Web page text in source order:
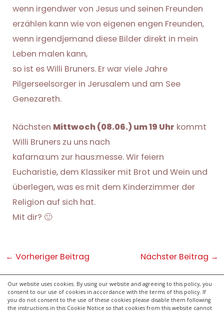
Our website uses cookies. By using our website and agreeing to this policy, you
consent to our use of cookies in accordance with the terms of this policy. If
you do not consent to the use of these cookies please disable them following
the instructions in this Cookie Notice so that cookies from this website cannot
wenn irgendwer von Jesus und seinen Freunden
erzählen kann wie von eigenen engen Freunden,
wenn irgendjemand diese Bilder direkt in mein
Leben malen kann,
so ist es Willi Bruners. Er war viele Jahre
Pilgerseelsorger in Jerusalem und am See
Genezareth.
Nächsten Mittwoch (08.06.) um 19 Uhr kommt
Willi Bruners zu uns nach
kafarna:um zur haus:messe. Wir feiern
Eucharistie, dem Klassiker mit Brot und Wein und
überlegen, was es mit dem Kinderzimmer der
Religion auf sich hat.
Mit dir? 🙂
Post
← Vorheriger Beitrag Nächster Beitrag →
kontakt
impressum